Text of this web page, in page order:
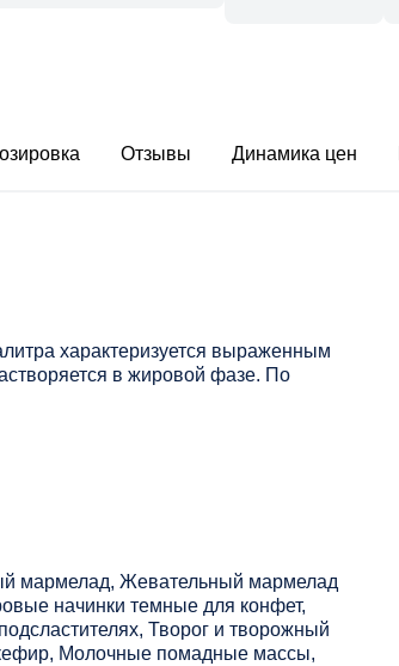
Отзывы Динамика цен
характеризуется выраженным
в жировой фазе. По
мармелад, Жевательный мармелад
начинки темные для конфет,
Творог и творожный
кефир, Молочные помадные массы,